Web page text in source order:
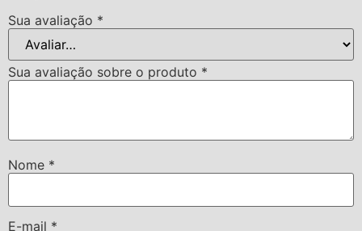
Sua avaliação *
Sua avaliação sobre o produto *
Nome *
E-mail *